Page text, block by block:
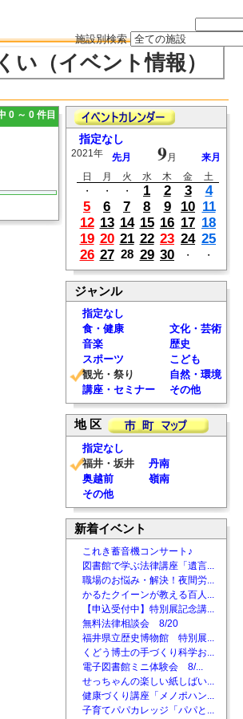
施設別検索
い（イベント情報）
0 ～ 0 件目
指定なし
2021年 先月 9月
来月
日
月 火 水 木 金
土
・
・ ・ 1 2 3
4
5
6 7 8 9 10 11
12 13 14 15 16 17 18
19 20 21 22 23 24 25
26 27 28 29 30 ・ ・
ジャンル
指定なし
食・健康
文化・芸術
音楽
歴史
スポーツ
こども
観光・祭り
自然・環境
講座・セミナー
その他
地 区
指定なし
福井・坂井
丹南
奥越前
嶺南
その他
新着イベント
これき蓄音機コンサート♪
図書館で学ぶ法律講座「遺言...
職場のお悩み・解決！夜間労...
かるたクイーンが教える百人...
【申込受付中】特別展記念講...
無料法律相談会 8/20
福井県立歴史博物館 特別展...
くどう博士の手づくり科学お...
電子図書館ミニ体験会 8/...
せっちゃんの楽しい紙しばい...
健康づくり講座「メノポハン...
子育てパパカレッジ「パパと...